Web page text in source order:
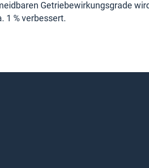
Getriebewirkungsgrade
1 % verbessert.